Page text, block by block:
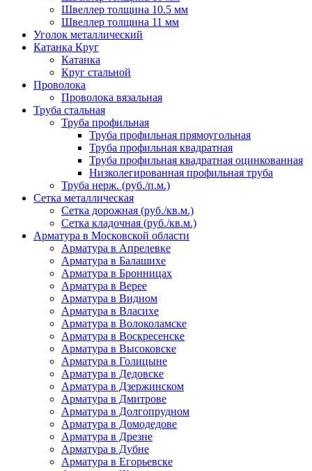
Швеллер толщина 10.5 мм
Швеллер толщина 11 мм
Уголок металлический
Катанка Круг
Катанка
Круг стальной
Проволока
Проволока вязальная
Труба стальная
Труба профильная
Труба профильная прямоугольная
Труба профильная квадратная
Труба профильная квадратная оцинкованная
Низколегированная профильная труба
Труба нерж. (руб./п.м.)
Сетка металлическая
Сетка дорожная (руб./кв.м.)
Сетка кладочная (руб./кв.м.)
Арматура в Московской области
Арматура в Апрелевке
Арматура в Балашихе
Арматура в Бронницах
Арматура в Верее
Арматура в Видном
Арматура в Власихе
Арматура в Волоколамске
Арматура в Воскресенске
Арматура в Высоковске
Арматура в Голицыне
Арматура в Дедовске
Арматура в Дзержинском
Арматура в Дмитрове
Арматура в Долгопрудном
Арматура в Домодедове
Арматура в Дрезне
Арматура в Дубне
Арматура в Егорьевске